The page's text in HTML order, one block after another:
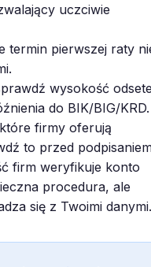
uczciwie
termin pierwszej raty
wysokość
do BIK/BIG/KRD.
firmy oferują
to przed
firm weryfikuje konto
procedura, ale
się z Twoimi danymi.